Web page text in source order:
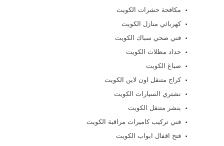
مكافحة حشرات الكويت
كهربائي منازل الكويت
فني صحي سباك الكويت
حداد مظلات الكويت
صباغ الكويت
كراج متنقل اون لاين الكويت
نشتري السيارات الكويت
بنشر متنقل الكويت
فني تركيب كاميرات مراقبة الكويت
فتح اقفال ابواب الكويت